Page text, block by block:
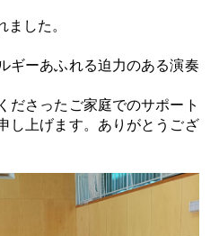
ました。
ギーあふれる迫力のある演奏
ださったご家庭でのサポート
し上げます。ありがとうござ